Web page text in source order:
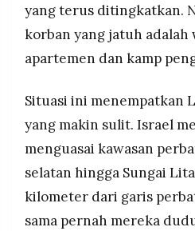
yang terus ditingkatkan.
korban yang jatuh adalah
apartemen dan kamp
Situasi ini menempatkan
yang makin sulit. Israel
menguasai kawasan
selatan hingga Sungai
kilometer dari garis
sama pernah mereka